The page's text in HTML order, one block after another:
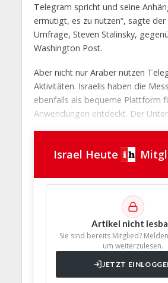
Telegram spricht und seine
ermutigt, es zu nutzen“, sagte
Umfrage, Steven Stalinsky,
Washington Post.
Aber nicht nur Araber nutzen
Aktivitäten. Israelis haben die
ebenfalls als bequeme Plattform
Anwendungen entdeckt. Der
Israel Heute
Artikel nicht
Sie sind bereits Mitglied?
um weiterzulesen.
JETZT